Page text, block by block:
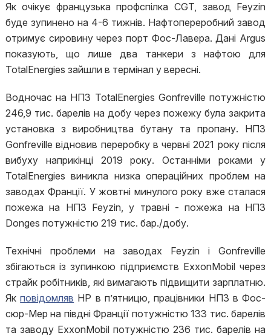
Як очікує французька профспілка CGT, завод Feyzin
буде зупинено на 4-6 тижнів. Нафтопереробний завод
отримує сировину через порт Фос-Лавера. Дані Argus
показують, що лише два танкери з нафтою для
TotalEnergies зайшли в термінал у вересні.
Водночас на НПЗ TotalEnergies Gonfreville потужністю
246,9 тис. барелів на добу через пожежу була закрита
установка з виробництва бутану та пропану. НПЗ
Gonfreville відновив переробку в червні 2021 року після
вибуху наприкінці 2019 року. Останніми роками у
TotalEnergies виникла низка операційних проблем на
заводах Франції. У жовтні минулого року вже сталася
пожежа на НПЗ Feyzin, у травні - пожежа на НПЗ
Donges потужністю 219 тис. бар./добу.
Технічні проблеми на заводах Feyzin і Gonfreville
збігаються із зупинкою підприємств ExxonMobil через
страйк робітників, які вимагають підвищити зарплатню.
Якповідомляв НР в п’ятницю, працівники НПЗ в Фос-
сюр-Мер на півдні Франції потужністю 133 тис. барелів
та заводу ExxonMobil потужністю 236 тис. барелів на